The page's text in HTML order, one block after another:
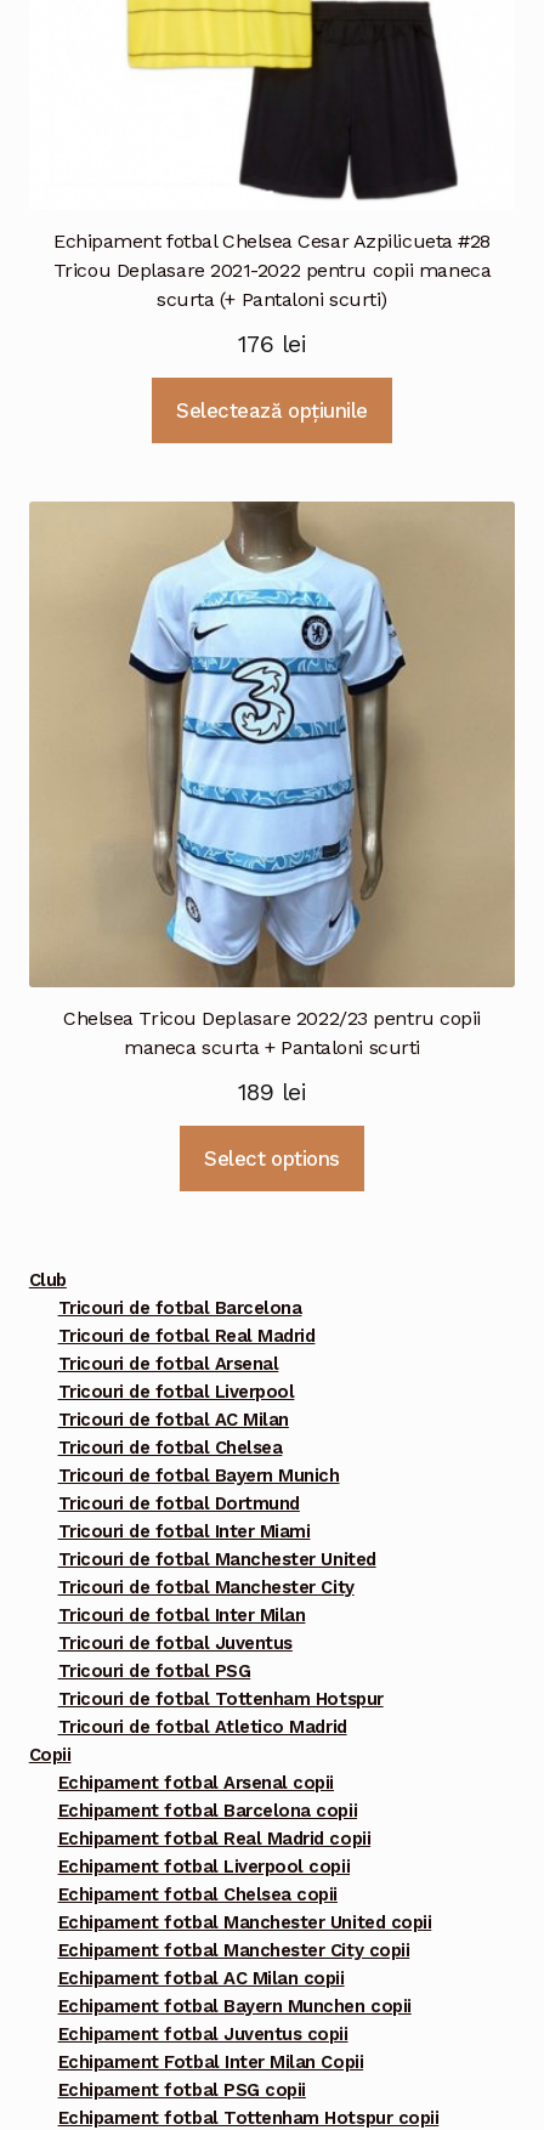
produsului.
Echipament fotbal Chelsea Cesar Azpilicueta #28
Tricou Deplasare 2021-2022 pentru copii maneca
scurta (+ Pantaloni scurti)
176 lei
Selectează opțiunile
pot
fi
alese
Chelsea Tricou Deplasare 2022/23 pentru copii
maneca scurta + Pantaloni scurti
189 lei
Select options
Club
Tricouri de fotbal Barcelona
Tricouri de fotbal Real Madrid
Tricouri de fotbal Arsenal
Tricouri de fotbal Liverpool
Tricouri de fotbal AC Milan
Tricouri de fotbal Chelsea
Tricouri de fotbal Bayern Munich
Tricouri de fotbal Dortmund
Tricouri de fotbal Inter Miami
Tricouri de fotbal Manchester United
Tricouri de fotbal Manchester City
Tricouri de fotbal Inter Milan
Tricouri de fotbal Juventus
Tricouri de fotbal PSG
Tricouri de fotbal Tottenham Hotspur
Tricouri de fotbal Atletico Madrid
Copii
Echipament fotbal Arsenal copii
Echipament fotbal Barcelona copii
Echipament fotbal Real Madrid copii
Echipament fotbal Liverpool copii
Echipament fotbal Chelsea copii
Echipament fotbal Manchester United copii
Echipament fotbal Manchester City copii
Echipament fotbal AC Milan copii
Echipament fotbal Bayern Munchen copii
Echipament fotbal Juventus copii
Echipament Fotbal Inter Milan Copii
Echipament fotbal PSG copii
Echipament fotbal Tottenham Hotspur copii